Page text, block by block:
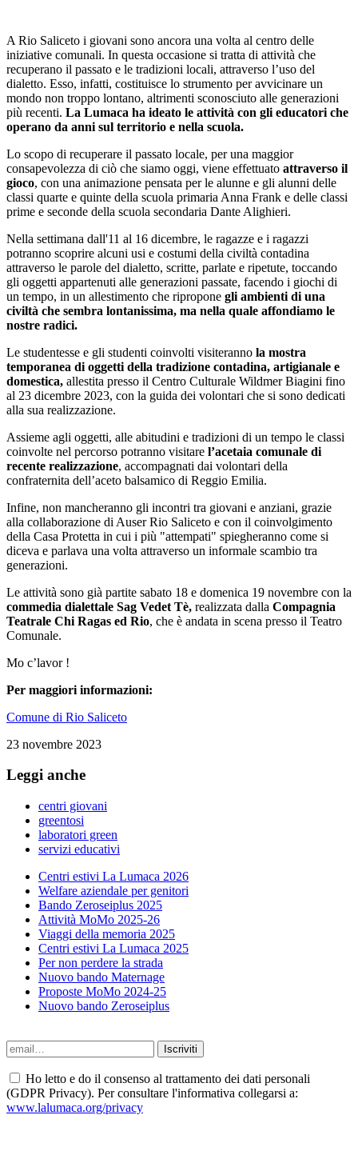
A Rio Saliceto i giovani sono ancora una volta al centro delle
iniziative comunali. In questa occasione si tratta di attività che
recuperano il passato e le tradizioni locali, attraverso l’uso del
dialetto. Esso, infatti, costituisce lo strumento per avvicinare un
mondo non troppo lontano, altrimenti sconosciuto alle generazioni
più recenti. La Lumaca ha ideato le attività con gli educatori che
operano da anni sul territorio e nella scuola.
Lo scopo di recuperare il passato locale, per una maggior
consapevolezza di ciò che siamo oggi, viene effettuato attraverso il
gioco, con una animazione pensata per le alunne e gli alunni delle
classi quarte e quinte della scuola primaria Anna Frank e delle classi
prime e seconde della scuola secondaria Dante Alighieri.
Nella settimana dall'11 al 16 dicembre, le ragazze e i ragazzi
potranno scoprire alcuni usi e costumi della civiltà contadina
attraverso le parole del dialetto, scritte, parlate e ripetute, toccando
gli oggetti appartenuti alle generazioni passate, facendo i giochi di
un tempo, in un allestimento che ripropone gli ambienti di una
civiltà che sembra lontanissima, ma nella quale affondiamo le
nostre radici.
Le studentesse e gli studenti coinvolti visiteranno la mostra
temporanea di oggetti della tradizione contadina, artigianale e
domestica, allestita presso il Centro Culturale Wildmer Biagini fino
al 23 dicembre 2023, con la guida dei volontari che si sono dedicati
alla sua realizzazione.
Assieme agli oggetti, alle abitudini e tradizioni di un tempo le classi
coinvolte nel percorso potranno visitare l’acetaia comunale di
recente realizzazione, accompagnati dai volontari della
confraternita dell’aceto balsamico di Reggio Emilia.
Infine, non mancheranno gli incontri tra giovani e anziani, grazie
alla collaborazione di Auser Rio Saliceto e con il coinvolgimento
della Casa Protetta in cui i più "attempati" spiegheranno come si
diceva e parlava una volta attraverso un informale scambio tra
generazioni.
Le attività sono già partite sabato 18 e domenica 19 novembre con la
commedia dialettale Sag Vedet Tè, realizzata dalla Compagnia
Teatrale Chi Ragas ed Rio, che è andata in scena presso il Teatro
Comunale.
Mo c’lavor !
Per maggiori informazioni:
Comune di Rio Saliceto
23 novembre 2023
Leggi anche
centri giovani
greentosi
laboratori green
servizi educativi
Centri estivi La Lumaca 2026
Welfare aziendale per genitori
Bando Zeroseiplus 2025
Attività MoMo 2025-26
Viaggi della memoria 2025
Centri estivi La Lumaca 2025
Per non perdere la strada
Nuovo bando Maternage
Proposte MoMo 2024-25
Nuovo bando Zeroseiplus
Ho letto e do il consenso al trattamento dei dati personali
(GDPR Privacy). Per consultare l'informativa collegarsi a:
www.lalumaca.org/privacy